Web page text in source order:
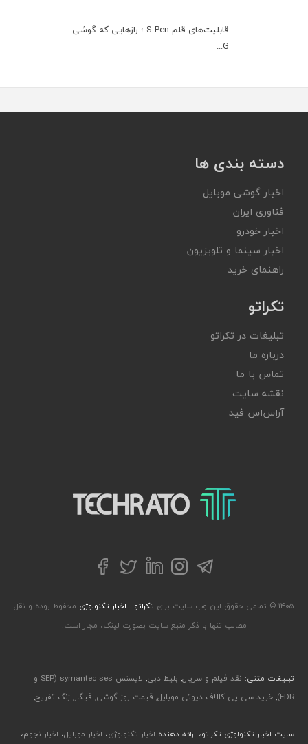
قابلیت‌های قلم S Pen ؛ رازهایی که گوشی
G...
دسته بندی ها
اخبار گوشی موبایل
فناوری ایران
اخبار خودرو
اخبار سینما و تلویزیون
راهنمای خرید
تکراتو
تبلیغات در تکراتو
درباره ما
تماس با ما
نقشه سایت
آر‌اس‌اس فید
تکراتو – زندگی با تکنولوژی
تلگراماینستاگرام
لینکداینتوییترفیسبوک
۱۴۰۵ © تمامی حقوق این وب سایت برای تکراتو - اخبار تکنولوژی محفوظ بوده و نقل
مطالب تنها با ذکر منبع سایت بصورت لینک، مجاز است.
تبلیغات متنی: نقد فیلم و سریال, بلیط دبی,
لایسنس symantec ses (SEP و
EDR)
, خرید سی پی کالاف دیوتی موبایل, قیمت روز گوشی, فیگار, زنگ تفریح,
سایت اخبار تکنولوژی تکراتو، ارائه دهنده اخبار تکنولوژی، اخبار موبایل، اخبار نجوم،